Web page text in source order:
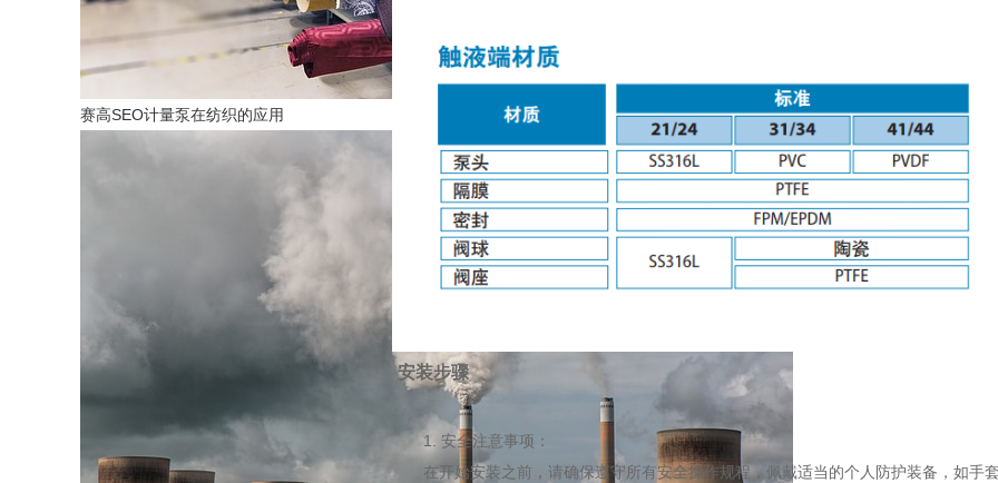
赛高SEO计量泵在纺织的应用
安装步骤
1. 安全注意事项：
在开始安装之前，请确保遵守所有安全操作规程，佩戴适当的个人防护装备，如手